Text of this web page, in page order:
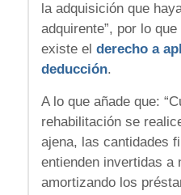
la adquisición que
adquirente”, por lo
existe el derecho a
deducción.
A lo que añade que:
rehabilitación se
ajena, las cantidades
entienden invertidas a
amortizando los